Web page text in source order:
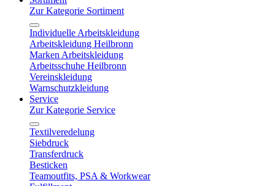
Zur Kategorie Sortiment
Individuelle Arbeitskleidung
Arbeitskleidung Heilbronn
Marken Arbeitskleidung
Arbeitsschuhe Heilbronn
Vereinskleidung
Warnschutzkleidung
Service
Zur Kategorie Service
Textilveredelung
Siebdruck
Transferdruck
Besticken
Teamoutfits, PSA & Workwear